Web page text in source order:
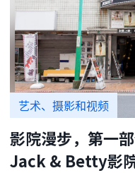
艺术、摄影和视频
影院漫步，第一
Jack & Betty影